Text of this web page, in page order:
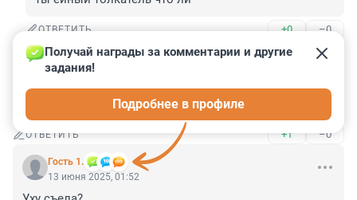
ОТВЕТИТЬ +0 –0
Гость
13 июня 2025, 12:01
Уже и до полицейских добрались. Дальше только
омону настучат по каскам.
ОТВЕТИТЬ +1 –0
Гость 1.
Получай награды за комментарии и другие
задания!
Подробнее в профиле
13 июня 2025, 01:52